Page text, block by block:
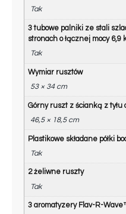
Tak
3 tubowe palniki ze stali
stronach o łącznej mocy 6,9
Tak
Wymiar rusztów
53 × 34 cm
Górny ruszt z ścianką z tyłu
46,5 × 18,5 cm
Plastikowe składane półki
Tak
2 żeliwne ruszty
Tak
3 aromatyzery Flav-R-